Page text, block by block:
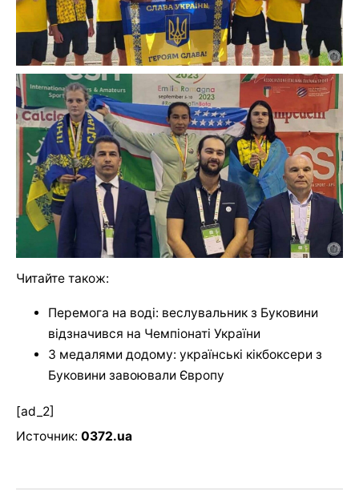
Читайте також:
Перемога на воді: веслувальник з Буковини
відзначився на Чемпіонаті України
З медалями додому: українські кікбоксери з
Буковини завоювали Європу
[ad_2]
Источник: 0372.ua